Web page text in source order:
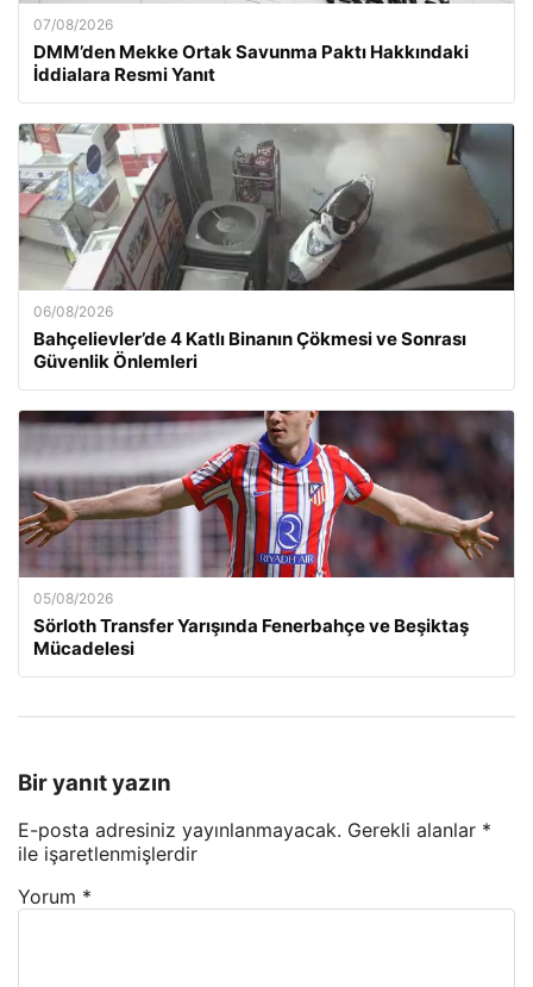
07/08/2026
DMM’den Mekke Ortak Savunma Paktı Hakkındaki
İddialara Resmi Yanıt
06/08/2026
Bahçelievler’de 4 Katlı Binanın Çökmesi ve Sonrası
Güvenlik Önlemleri
05/08/2026
Sörloth Transfer Yarışında Fenerbahçe ve Beşiktaş
Mücadelesi
Bir yanıt yazın
E-posta adresiniz yayınlanmayacak. Gerekli alanlar *
ile işaretlenmişlerdir
Yorum *